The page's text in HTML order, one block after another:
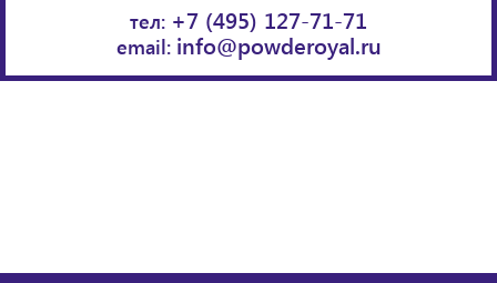
тел: +7 (495) 127-71-71
email: info@powderoyal.ru